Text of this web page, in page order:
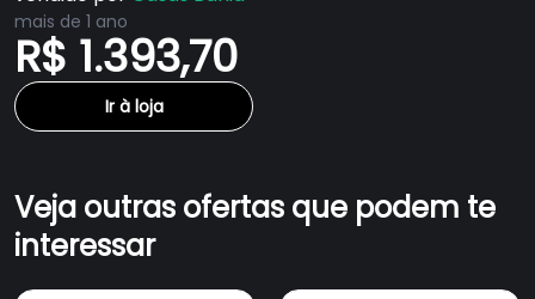
mais de 1 ano
R$ 1.393,70
Ir à loja
Veja outras ofertas que podem te
interessar